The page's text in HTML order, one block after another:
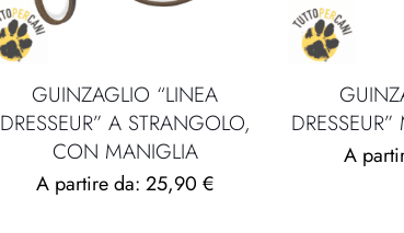
GUINZAGLIO “LINEA
DRESSEUR” A STRANGOLO,
CON MANIGLIA
A partire da:25,90€
A